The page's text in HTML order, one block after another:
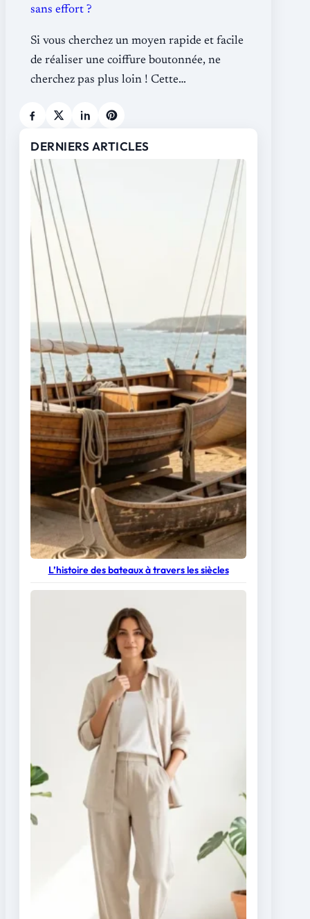
sans effort ?
Si vous cherchez un moyen rapide et facile
de réaliser une coiffure boutonnée, ne
cherchez pas plus loin ! Cette…
DERNIERS ARTICLES
L’histoire des bateaux à travers les siècles